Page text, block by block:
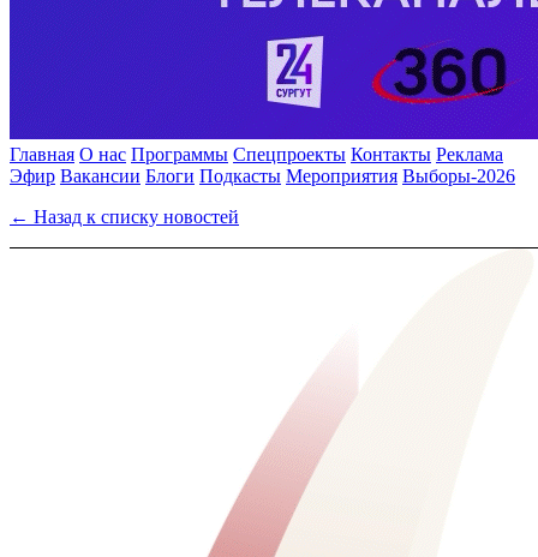
Главная О нас Программы Спецпроекты Контакты Реклама
Эфир Вакансии Блоги Подкасты Мероприятия Выборы-2026
← Назад к списку новостей